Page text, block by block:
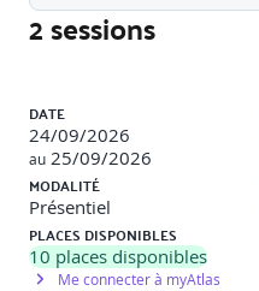
2 sessions
DATE
24/09/2026
au 25/09/2026
MODALITÉ
Présentiel
PLACES DISPONIBLES
10 places disponibles
Me connecter à myAtlas